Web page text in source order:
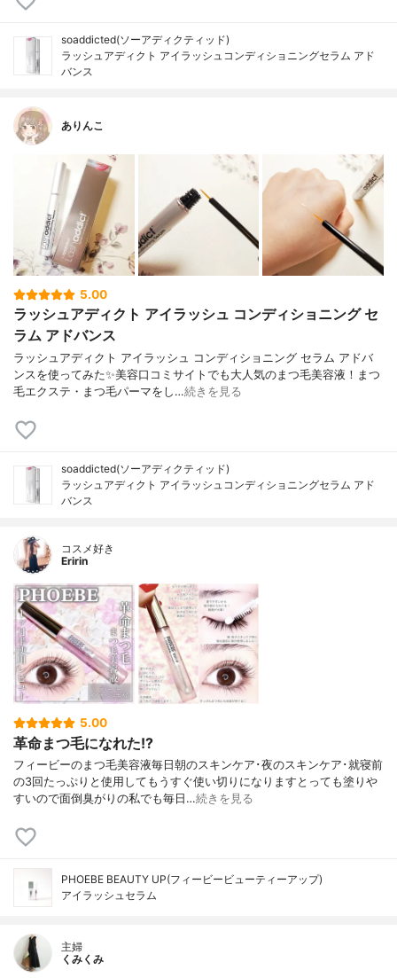
soaddicted(ソーアディクティッド)
ラッシュアディクト アイラッシュコンディショニングセラム アド
バンス
ありんこ
5.00
ラッシュアディクト アイラッシュ コンディショニング セ
ラム アドバンス
ラッシュアディクト アイラッシュ コンディショニング セラム アドバ
ンスを使ってみた✨美容口コミサイトでも大人気のまつ毛美容液！まつ
毛エクステ・まつ毛パーマをし…続きを見る
soaddicted(ソーアディクティッド)
ラッシュアディクト アイラッシュコンディショニングセラム アド
バンス
コスメ好き
Eririn
5.00
革命まつ毛になれた!?
フィービーのまつ毛美容液毎日朝のスキンケア･夜のスキンケア･就寝前
の3回たっぷりと使用してもうすぐ使い切りになりますとっても塗りや
すいので面倒臭がりの私でも毎日…続きを見る
PHOEBE BEAUTY UP(フィービービューティーアップ)
アイラッシュセラム
主婦
くみくみ